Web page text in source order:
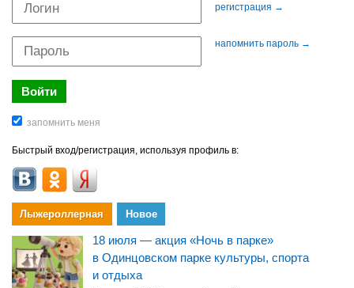
регистрация →
напомнить пароль →
Быстрый вход/регистрация, используя профиль в:
Лыжероллерная Новое
18 июля — акция «Ночь в парке»
в Одинцовском парке культуры, спорта
и отдыха